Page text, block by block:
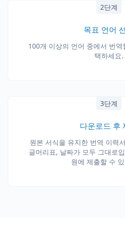
2단계
목표 언어
100개 이상의 언어 중에서 번
택하세요.
3단계
다운로드 후
원본 서식을 유지한 번역 이력
글머리표, 날짜가 모두 그대로
원에 제출할 수